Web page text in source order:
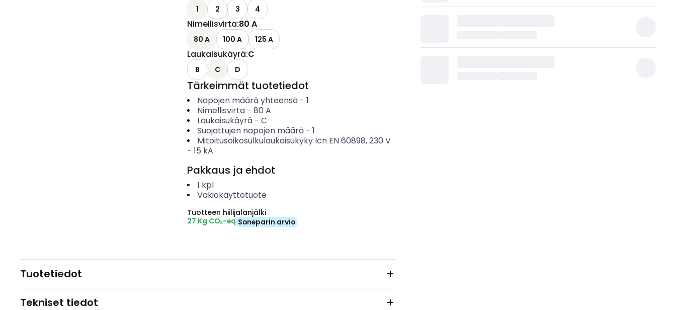
1 2 3 4
Nimellisvirta:80 A
80 A 100 A 125 A
Laukaisukäyrä:C
B C D
Tärkeimmät tuotetiedot
Napojen määrä yhteensä- 1
Nimellisvirta- 80 A
Laukaisukäyrä- C
Suojattujen napojen määrä- 1
Mitoitusoikosulkulaukaisukyky Icn EN 60898, 230 V
- 15 kA
Pakkaus ja ehdot
1 kpl
Vakiokäyttötuote
Tuotteen hiilijalanjälki
27 Kg CO₂-eq Soneparin arvio
Tuotetiedot
Tekniset tiedot